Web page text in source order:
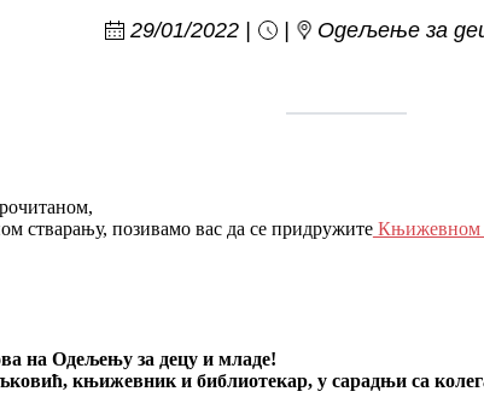
29/01/2022 Одељење за
стварању, позивамо вас да се придружитеКњижевном
на Одељењу за децу и младе!
књижевник и библиотекар, у сарадњи са